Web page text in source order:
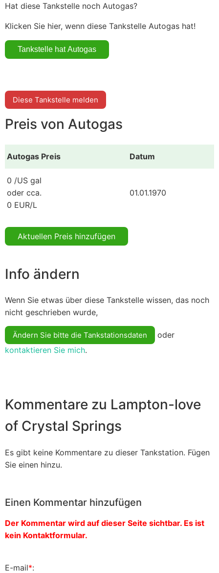
Hat diese Tankstelle noch Autogas?
Klicken Sie hier, wenn diese Tankstelle Autogas hat!
Diese Tankstelle melden
Preis von Autogas
Autogas Preis Datum
0 /US gal
oder cca.
0 EUR/L
01.01.1970
Aktuellen Preis hinzufügen
Info ändern
Wenn Sie etwas über diese Tankstelle wissen, das noch
nicht geschrieben wurde,
Ändern Sie bitte die Tankstationsdaten
oder
kontaktieren Sie mich.
Kommentare zu Lampton-love
of Crystal Springs
Es gibt keine Kommentare zu dieser Tankstation. Fügen
Sie einen hinzu.
Einen Kommentar hinzufügen
Der Kommentar wird auf dieser Seite sichtbar. Es ist
kein Kontaktformular.
E-mail*: